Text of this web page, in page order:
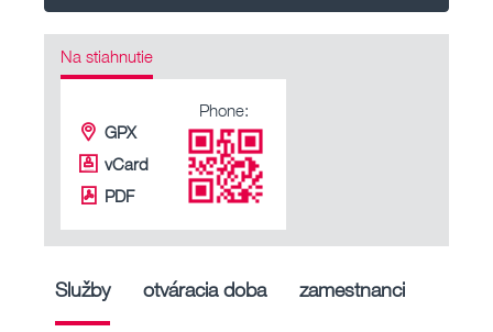
Na stiahnutie
GPX
vCard
PDF
Phone:
Služby otváracia doba zamestnanci